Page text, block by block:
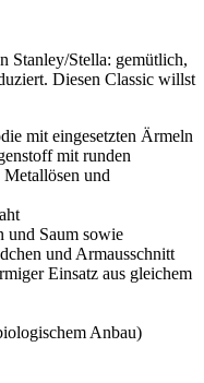
Stanley/Stella: gemütlich,
Diesen Classic willst
mit eingesetzten Ärmeln
mit runden
und
und Saum sowie
und Armausschnitt
Einsatz aus gleichem
Anbau)